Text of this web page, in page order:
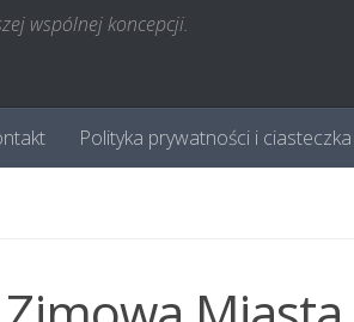
wspólnej koncepcji.
Polityka prywatności i ciasteczka